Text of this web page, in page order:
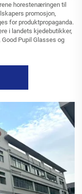
horestenæringen til
promosjon,
for produktpropaganda.
i landets kjedebutikker,
Pupil Glasses og